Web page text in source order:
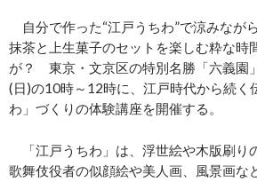
自分で作った“江戸うちわ”で涼みなが
抹茶と上生菓子のセットを楽しむ粋な時
が？ 東京・文京区の特別名勝「六義園
(日)の10時～12時に、江戸時代から続く
わ」づくりの体験講座を開催する。
「江戸うちわ」は、浮世絵や木版刷り
歌舞伎役者の似顔絵や美人画、風景画な